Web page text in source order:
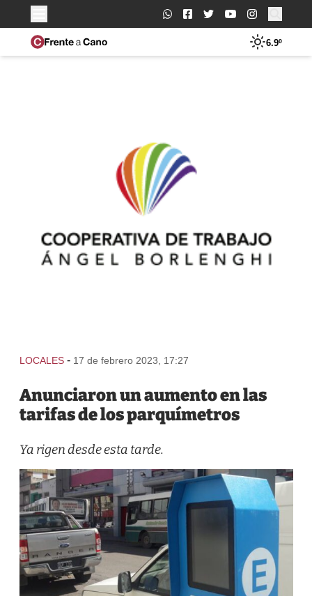
Buscar:
6.9º
LOCALES - 17 de febrero 2023, 17:27
Anunciaron un aumento en las
tarifas de los parquímetros
Ya rigen desde esta tarde.